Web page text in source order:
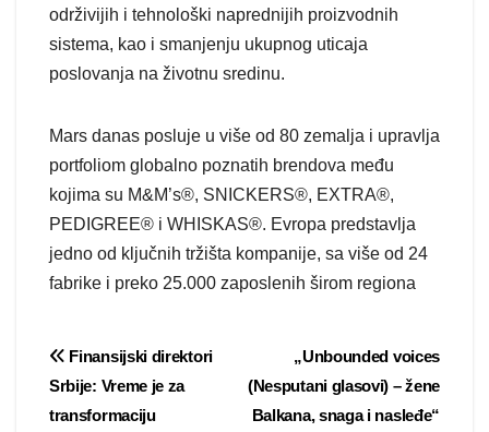
održivijih i tehnološki naprednijih proizvodnih
sistema, kao i smanjenju ukupnog uticaja
poslovanja na životnu sredinu.
Mars danas posluje u više od 80 zemalja i upravlja
portfoliom globalno poznatih brendova među
kojima su M&M’s®, SNICKERS®, EXTRA®,
PEDIGREE® i WHISKAS®. Evropa predstavlja
jedno od ključnih tržišta kompanije, sa više od 24
fabrike i preko 25.000 zaposlenih širom regiona
Post
navigation
„Unbounded voices
(Nesputani glasovi) – žene
Balkana, snaga i nasleđe“
Finansijski direktori
Srbije: Vreme je za
transformaciju